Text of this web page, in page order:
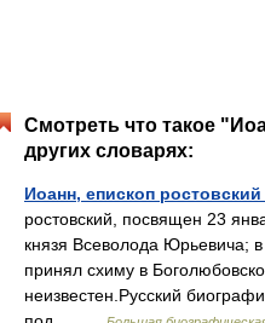
Смотреть что такое
других словарях:
Иоанн, епископ ростовский
ростовский, посвящен 23
князя Всеволода Юрьевича;
принял схиму в
неизвестен.Русский